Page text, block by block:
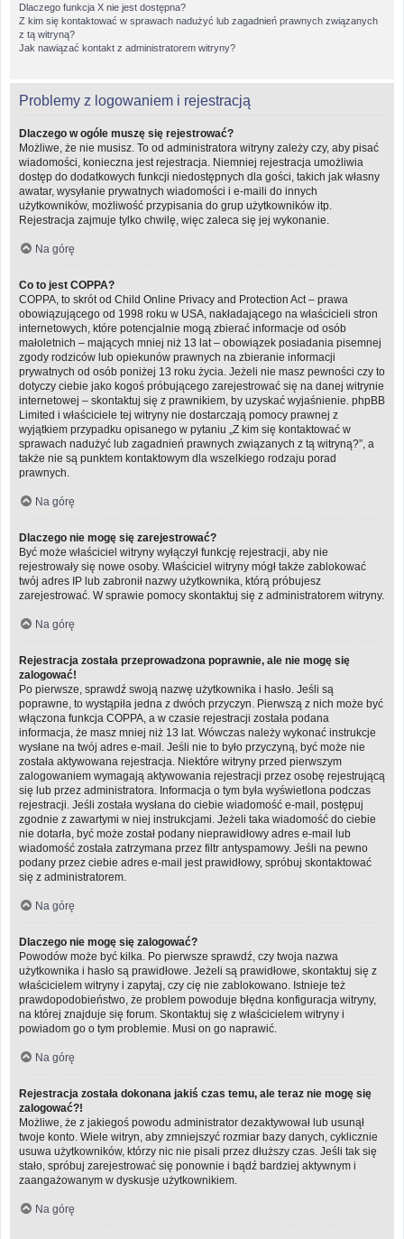
Dlaczego funkcja X nie jest dostępna?
Z kim się kontaktować w sprawach nadużyć lub zagadnień prawnych związanych
z tą witryną?
Jak nawiązać kontakt z administratorem witryny?
Problemy z logowaniem i rejestracją
Dlaczego w ogóle muszę się rejestrować?
Możliwe, że nie musisz. To od administratora witryny zależy czy, aby pisać
wiadomości, konieczna jest rejestracja. Niemniej rejestracja umożliwia
dostęp do dodatkowych funkcji niedostępnych dla gości, takich jak własny
awatar, wysyłanie prywatnych wiadomości i e-maili do innych
użytkowników, możliwość przypisania do grup użytkowników itp.
Rejestracja zajmuje tylko chwilę, więc zaleca się jej wykonanie.
Na górę
Co to jest COPPA?
COPPA, to skrót od Child Online Privacy and Protection Act – prawa
obowiązującego od 1998 roku w USA, nakładającego na właścicieli stron
internetowych, które potencjalnie mogą zbierać informacje od osób
małoletnich – mających mniej niż 13 lat – obowiązek posiadania pisemnej
zgody rodziców lub opiekunów prawnych na zbieranie informacji
prywatnych od osób poniżej 13 roku życia. Jeżeli nie masz pewności czy to
dotyczy ciebie jako kogoś próbującego zarejestrować się na danej witrynie
internetowej – skontaktuj się z prawnikiem, by uzyskać wyjaśnienie. phpBB
Limited i właściciele tej witryny nie dostarczają pomocy prawnej z
wyjątkiem przypadku opisanego w pytaniu „Z kim się kontaktować w
sprawach nadużyć lub zagadnień prawnych związanych z tą witryną?”, a
także nie są punktem kontaktowym dla wszelkiego rodzaju porad
prawnych.
Na górę
Dlaczego nie mogę się zarejestrować?
Być może właściciel witryny wyłączył funkcję rejestracji, aby nie
rejestrowały się nowe osoby. Właściciel witryny mógł także zablokować
twój adres IP lub zabronił nazwy użytkownika, którą próbujesz
zarejestrować. W sprawie pomocy skontaktuj się z administratorem witryny.
Na górę
Rejestracja została przeprowadzona poprawnie, ale nie mogę się
zalogować!
Po pierwsze, sprawdź swoją nazwę użytkownika i hasło. Jeśli są
poprawne, to wystąpiła jedna z dwóch przyczyn. Pierwszą z nich może być
włączona funkcja COPPA, a w czasie rejestracji została podana
informacja, że masz mniej niż 13 lat. Wówczas należy wykonać instrukcje
wysłane na twój adres e-mail. Jeśli nie to było przyczyną, być może nie
została aktywowana rejestracja. Niektóre witryny przed pierwszym
zalogowaniem wymagają aktywowania rejestracji przez osobę rejestrującą
się lub przez administratora. Informacja o tym była wyświetlona podczas
rejestracji. Jeśli została wysłana do ciebie wiadomość e-mail, postępuj
zgodnie z zawartymi w niej instrukcjami. Jeżeli taka wiadomość do ciebie
nie dotarła, być może został podany nieprawidłowy adres e-mail lub
wiadomość została zatrzymana przez filtr antyspamowy. Jeśli na pewno
podany przez ciebie adres e-mail jest prawidłowy, spróbuj skontaktować
się z administratorem.
Na górę
Dlaczego nie mogę się zalogować?
Powodów może być kilka. Po pierwsze sprawdź, czy twoja nazwa
użytkownika i hasło są prawidłowe. Jeżeli są prawidłowe, skontaktuj się z
właścicielem witryny i zapytaj, czy cię nie zablokowano. Istnieje też
prawdopodobieństwo, że problem powoduje błędna konfiguracja witryny,
na której znajduje się forum. Skontaktuj się z właścicielem witryny i
powiadom go o tym problemie. Musi on go naprawić.
Na górę
Rejestracja została dokonana jakiś czas temu, ale teraz nie mogę się
zalogować?!
Możliwe, że z jakiegoś powodu administrator dezaktywował lub usunął
twoje konto. Wiele witryn, aby zmniejszyć rozmiar bazy danych, cyklicznie
usuwa użytkowników, którzy nic nie pisali przez dłuższy czas. Jeśli tak się
stało, spróbuj zarejestrować się ponownie i bądź bardziej aktywnym i
zaangażowanym w dyskusje użytkownikiem.
Na górę